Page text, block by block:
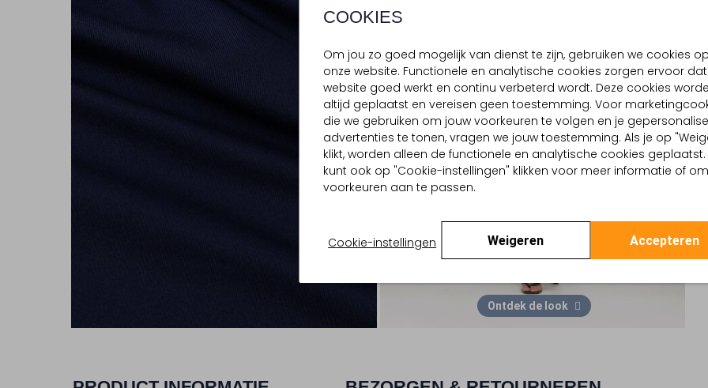
COOKIES
Om jou zo goed mogelijk van dienst te zijn, gebruiken we cookies op
onze website. Functionele en analytische cookies zorgen ervoor
website goed werkt en continu verbeterd wordt. Deze cookies
altijd geplaatst en vereisen geen toestemming. Voor
die we gebruiken om jouw voorkeuren te volgen en je
advertenties te tonen, vragen we jouw toestemming. Als je op
klikt, worden alleen de functionele en analytische cookies geplaatst.
kunt ook op "Cookie-instellingen" klikken voor meer informatie of
voorkeuren aan te passen.
Cookie-instellingen Weigeren Accepteren
Ontdek de look